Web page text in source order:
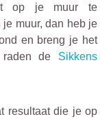
op je muur te
muur, dan heb je
en breng je het
de Sikkens
resultaat die je op